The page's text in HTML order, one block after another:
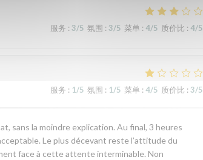
服务 : 3/5 氛围 : 3/5 菜单 : 4/5 质价比 : 4/5
服务 : 1/5 氛围 : 1/5 菜单 : 4/5 质价比 : 3/5
sans la moindre explication. Au final, 3 heures
Le plus décevant reste l’attitude du
face à cette attente interminable. Non